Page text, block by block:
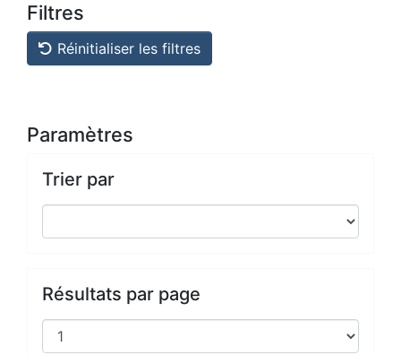
Filtres
Réinitialiser les filtres
Paramètres
Trier par
Résultats par page